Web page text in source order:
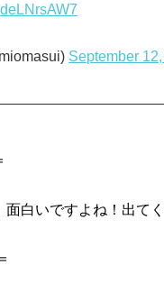
September
面白いです よね！出て